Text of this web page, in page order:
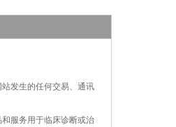
发生的任何交易、通讯
服务用于临床诊断或治